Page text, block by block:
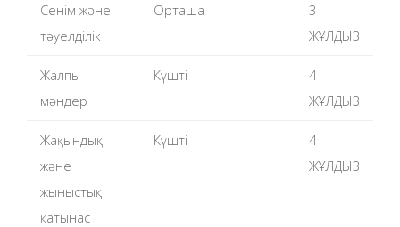
Сенім және
тәуелділік
Орташа
3
ЖҰЛДЫЗ
Жалпы
мәндер
Күшті
4
ЖҰЛДЫЗ
Жақындық
және
жыныстық
қатынас
Күшті
4
ЖҰЛДЫЗ